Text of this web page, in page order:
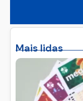
Mais lidas